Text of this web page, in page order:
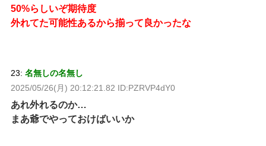
50%らしいぞ期待度
外れてた可能性あるから揃って良かったな
23: 名無しの名無し
2025/05/26(月) 20:12:21.82 ID:PZRVP4dY0
あれ外れるのか…
まあ爺でやっておけばいいか